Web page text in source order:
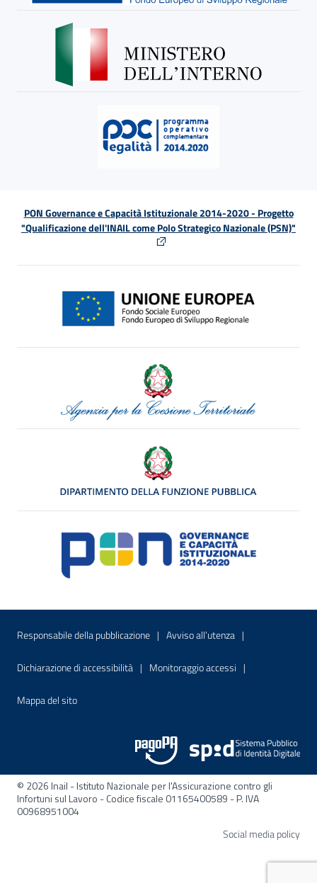
PON Governance e Capacità Istituzionale 2014-2020 - Progetto
"Qualificazione dell'INAIL come Polo Strategico Nazionale (PSN)"
Menu di servizio
Responsabile della pubblicazione Sito interno - Apre in una nuova
Avviso all’utenza Sito interno -
Dichiarazione di accessibilità Sito interno - Apre in una nuova finestra
Monitoraggio accessi Sito interno -
Mappa del sitoSito interno - Apre nella stessa finestra
© 2026 Inail - Istituto Nazionale per l'Assicurazione contro gli
Infortuni sul Lavoro - Codice fiscale 01165400589 - P. IVA
00968951004
Social media policy